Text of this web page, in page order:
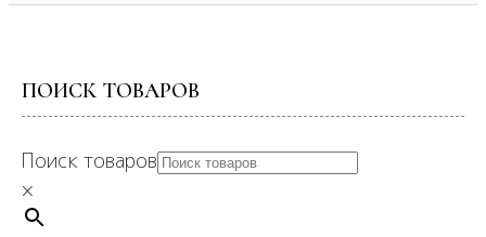
ПОИСК ТОВАРОВ
Поиск товаров
×